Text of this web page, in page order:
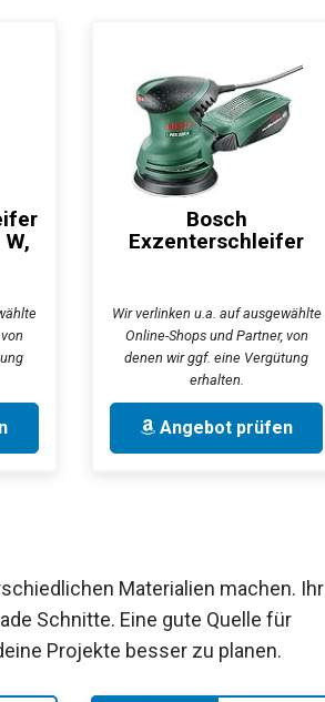
Bosch
Exzenterschleifer
Wir verlinken u.a. auf ausgewählte
Online-Shops und Partner, von
denen wir ggf. eine Vergütung
erhalten.
Angebot prüfen
Materialien machen. Ihr
Schnitte. Eine gute Quelle für
Projekte besser zu planen.